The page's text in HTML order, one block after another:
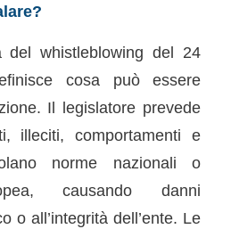
del whistleblowing del 24
cosa può essere
Il legislatore prevede
illeciti, comportamenti e
norme nazionali o
causando danni
o all’integrità dell’ente. Le